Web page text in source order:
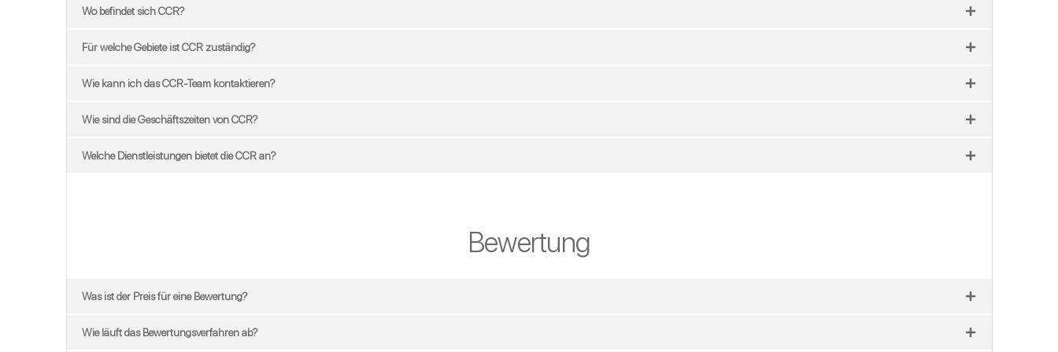
Wo befindet sich CCR?
Für welche Gebiete ist CCR zuständig?
Wie kann ich das CCR-Team kontaktieren?
Wie sind die Geschäftszeiten von CCR?
Welche Dienstleistungen bietet die CCR an?
Bewertung
Was ist der Preis für eine Bewertung?
Wie läuft das Bewertungsverfahren ab?